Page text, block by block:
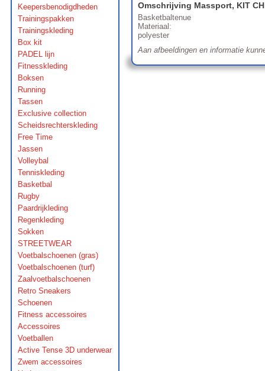
Keepersbenodigdheden
Trainingspakken
Trainingskleding
Box kit
PADEL lijn
Fitnesskleding
Boksen
Running
Tassen
Exclusive collection
Scheidsrechterskleding
Free Time
Jassen
Volleybal
Tenniskleding
Basketbal
Rugby
Paardrijkleding
Regenkleding
Sokken
STREETWEAR
Voetbalschoenen (gras)
Voetbalschoenen (turf)
Zaalvoetbalschoenen
Retro Sneakers
Schoenen
Fitness accessoires
Accessoires
Voetballen
Active Tense 3D underwear
Zwem accessoires
Omschrijving Massport, KIT
Basketbaltenue
Materiaal:
polyester
Aan afbeeldingen en informatie